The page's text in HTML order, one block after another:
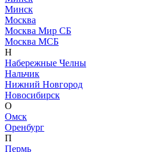
Минск
Москва
Москва Мир СБ
Москва МСБ
Н
Набережные Челны
Нальчик
Нижний Новгород
Новосибирск
О
Омск
Оренбург
П
Пермь